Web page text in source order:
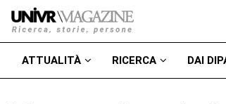
ATTUALITÀ RICERCA DAI